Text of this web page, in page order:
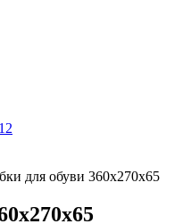
для обуви 360x270x65